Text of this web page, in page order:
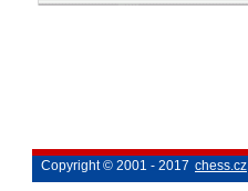
Copyright © 2001 - 2017 chess.cz